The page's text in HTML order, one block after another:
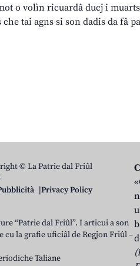
o volìn ricuardâ ducj i
che tai agns si son dadis da fâ
© La Patrie dal Friûl
Privacy Policy
“Patrie dal Friûl”. I articui a son
cu la grafie uficiâl de Regjon Friûl –
Taliane